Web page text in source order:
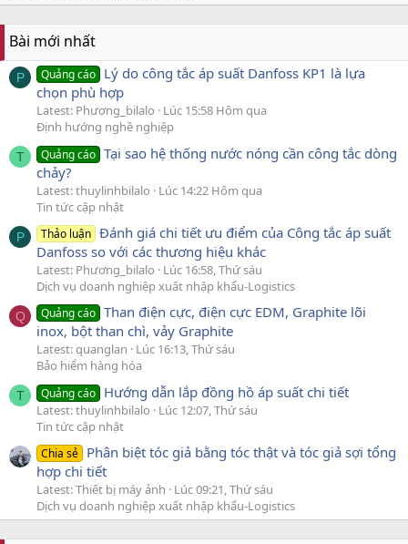
Bài mới nhất
P Quảng cáo Lý do công tắc áp suất Danfoss KP1 là lựa
chọn phù hợp
Latest: Phương_bilalo
Lúc 15:58 Hôm qua
Định hướng nghề nghiệp
T Quảng cáo Tại sao hệ thống nước nóng cần công tắc dòng
chảy?
Latest: thuylinhbilalo
Lúc 14:22 Hôm qua
Tin tức cập nhật
P Thảo luận Đánh giá chi tiết ưu điểm của Công tắc áp suất
Danfoss so với các thương hiệu khác
Latest: Phương_bilalo
Lúc 16:58, Thứ sáu
Dịch vụ doanh nghiệp xuất nhập khẩu-Logistics
Q Quảng cáo Than điện cực, điện cực EDM, Graphite lõi
inox, bột than chì, vảy Graphite
Latest: quanglan
Lúc 16:13, Thứ sáu
Bảo hiểm hàng hóa
T Quảng cáo Hướng dẫn lắp đồng hồ áp suất chi tiết
Latest: thuylinhbilalo
Lúc 12:07, Thứ sáu
Tin tức cập nhật
Chia sẻ Phân biệt tóc giả bằng tóc thật và tóc giả sợi tổng
hợp chi tiết
Latest: Thiết bị máy ảnh
Lúc 09:21, Thứ sáu
Dịch vụ doanh nghiệp xuất nhập khẩu-Logistics